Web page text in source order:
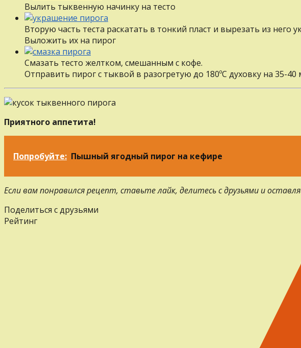
Вылить тыквенную начинку на тесто
Вторую часть теста раскатать в тонкий пласт и вырезать из него
Выложить их на пирог
Смазать тесто желтком, смешанным с кофе.
Отправить пирог с тыквой в разогретую до 180ºС духовку на 35-40
Приятного аппетита!
Попробуйте: Пышный ягодный пирог на кефире
Если вам понравился рецепт, ставьте лайк, делитесь с друзьями и
Поделиться с друзьями
Рейтинг